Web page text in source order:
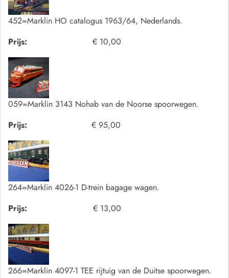
452=Marklin HO catalogus 1963/64, Nederlands.
Prijs:
€ 10,00
059=Marklin 3143 Nohab van de Noorse spoorwegen.
Prijs:
€ 95,00
264=Marklin 4026-1 D-trein bagage wagen.
Prijs:
€ 13,00
266=Marklin 4097-1 TEE rijtuig van de Duitse spoorwegen.